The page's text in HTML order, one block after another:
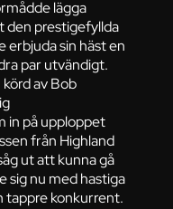
lägga
den prestigefyllda
erbjuda sin häst en
par utvändigt.
av Bob
in på upploppet
från Highland
ut att kunna gå
sig nu med hastiga
tappre konkurrent.